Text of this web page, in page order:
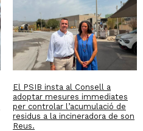
El PSIB insta al Consell a
adoptar mesures immediates
per controlar l’acumulació de
residus a la incineradora de son
Reus.